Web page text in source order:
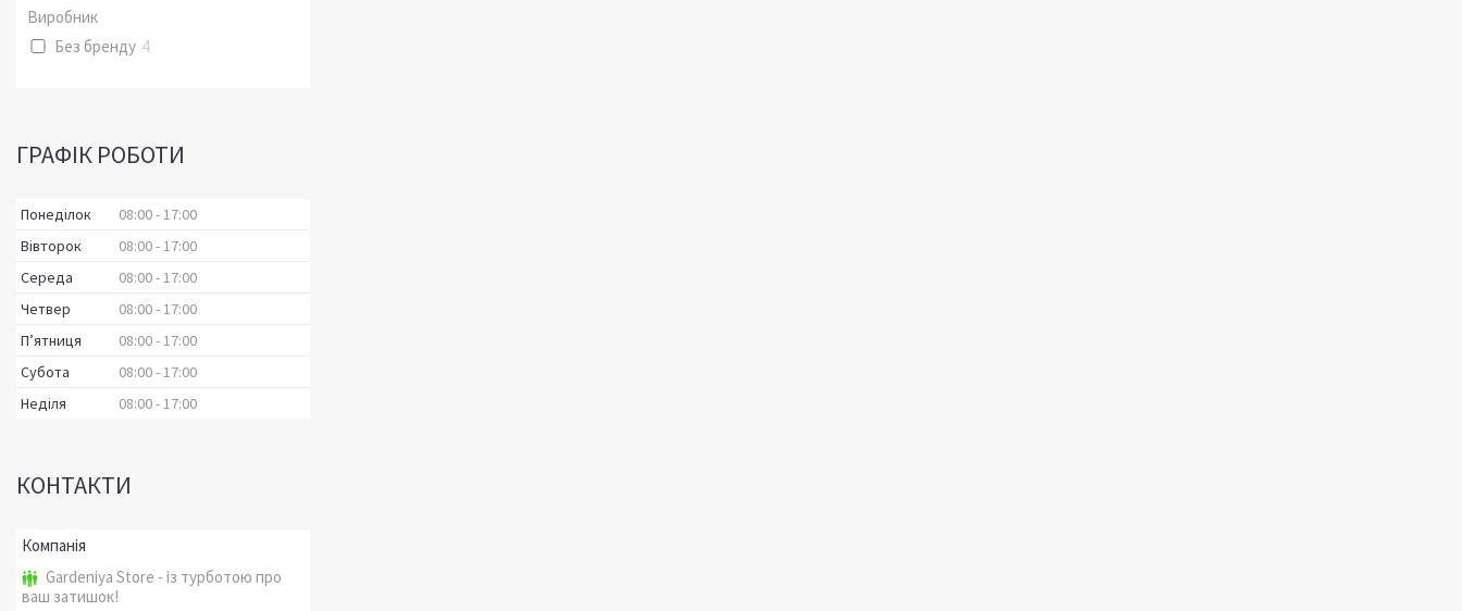
Виробник
Без бренду 4
ГРАФІК РОБОТИ
Понеділок 08:00 17:00
Вівторок
08:00 17:00
Середа
08:00 17:00
Четвер
08:00 17:00
Пʼятниця
08:00 17:00
Субота
08:00 17:00
Неділя
08:00 17:00
КОНТАКТИ
Gardeniya Store - із турботою про
ваш затишок!